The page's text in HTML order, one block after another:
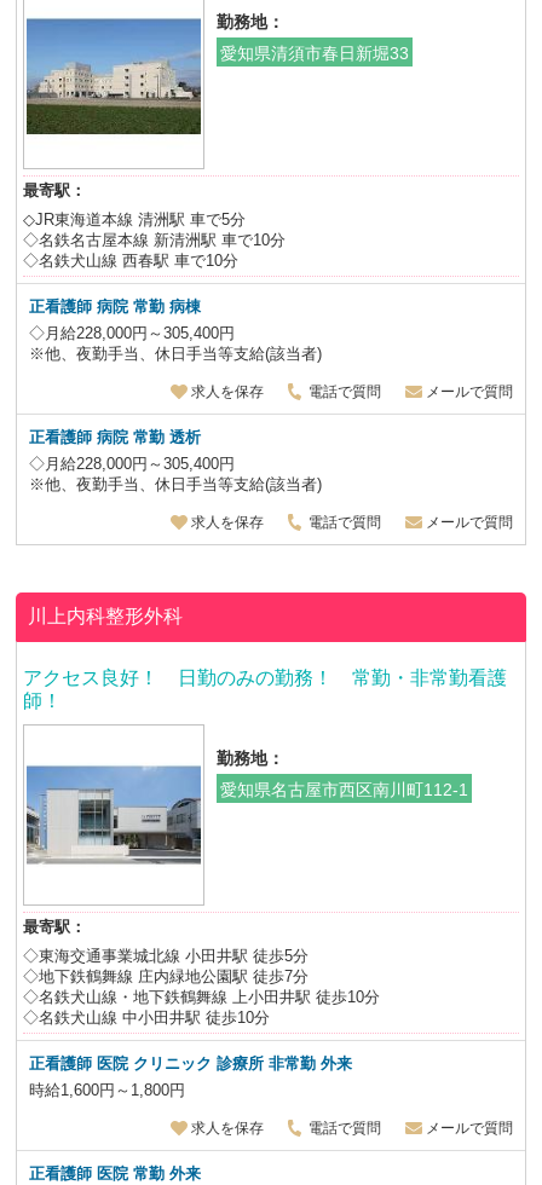
勤務地：
愛知県清須市春日新堀33
最寄駅：
◇JR東海道本線 清洲駅 車で5分
◇名鉄名古屋本線 新清洲駅 車で10分
◇名鉄犬山線 西春駅 車で10分
正看護師 病院 常勤 病棟
◇月給228,000円～305,400円
※他、夜勤手当、休日手当等支給(該当者)
求人を保存 電話で質問 メールで質問
正看護師 病院 常勤 透析
◇月給228,000円～305,400円
※他、夜勤手当、休日手当等支給(該当者)
求人を保存 電話で質問 メールで質問
川上内科整形外科
アクセス良好！ 日勤のみの勤務！ 常勤・非常勤看護
師！
勤務地：
愛知県名古屋市西区南川町112-1
最寄駅：
◇東海交通事業城北線 小田井駅 徒歩5分
◇地下鉄鶴舞線 庄内緑地公園駅 徒歩7分
◇名鉄犬山線・地下鉄鶴舞線 上小田井駅 徒歩10分
◇名鉄犬山線 中小田井駅 徒歩10分
正看護師 医院 クリニック 診療所非常勤 外来
時給1,600円～1,800円
求人を保存 電話で質問 メールで質問
正看護師 医院常勤 外来